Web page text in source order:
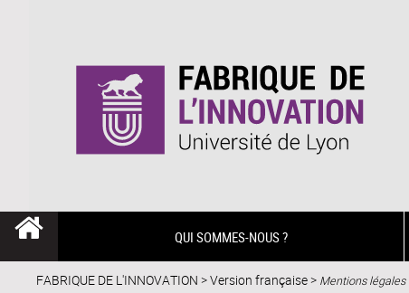
QUI SOMMES-NOUS ?
FABRIQUE DE L'INNOVATION >Version française> Mentions légales